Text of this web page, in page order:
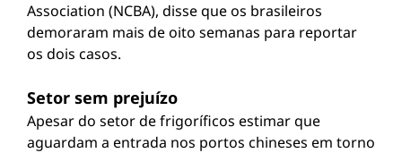
Association (NCBA), disse que os brasileiros
demoraram mais de oito semanas para reportar
os dois casos.
Setor sem prejuízo
Apesar do setor de frigoríficos estimar que
aguardam a entrada nos portos chineses em torno